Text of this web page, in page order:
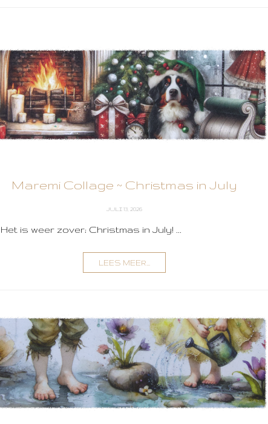
Maremi Collage ~ Christmas in July
JULI 13, 2026
Het is weer zover; Christmas in July! ...
LEES MEER...